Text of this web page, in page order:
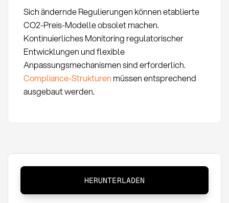
Sich ändernde Regulierungen können etablierte
CO2-Preis-Modelle obsolet machen.
Kontinuierliches Monitoring regulatorischer
Entwicklungen und flexible
Anpassungsmechanismen sind erforderlich.
Compliance-Strukturen müssen entsprechend
ausgebaut werden.
Definition,
HERUNTERLADEN